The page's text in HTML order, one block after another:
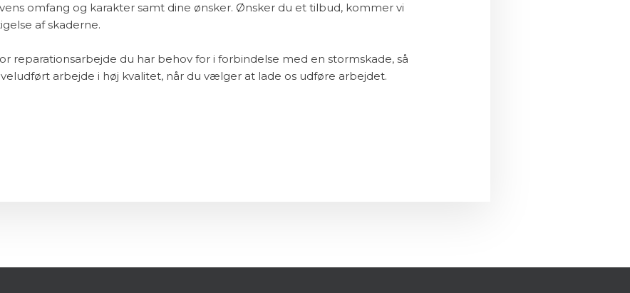
omfang og karakter samt dine ønsker. Ønsker du et tilbud, kommer vi
af skaderne.
reparationsarbejde du har behov for i forbindelse med en stormskade, så
arbejde i høj kvalitet, når du vælger at lade os udføre arbejdet.